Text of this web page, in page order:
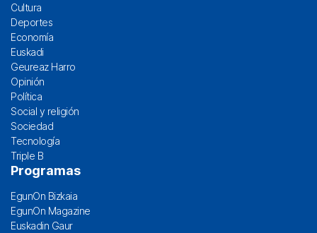
Cultura
Deportes
Economía
Euskadi
Geureaz Harro
Opinión
Política
Social y religión
Sociedad
Tecnología
Triple B
Programas
EgunOn Bizkaia
EgunOn Magazine
Euskadin Gaur